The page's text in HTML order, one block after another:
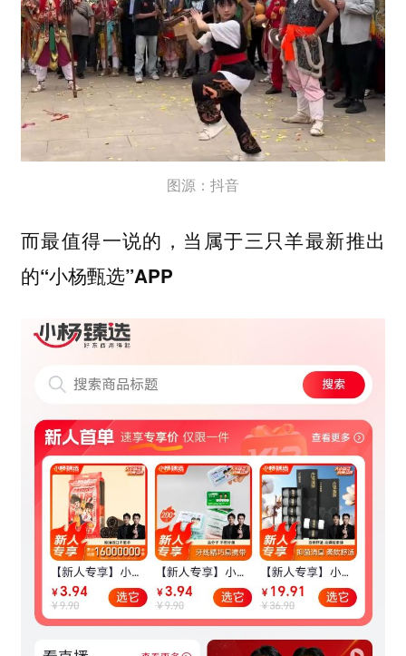
图源：抖音
而最值得一说的， 当属于三只羊最新推出
的“小杨甄选”APP